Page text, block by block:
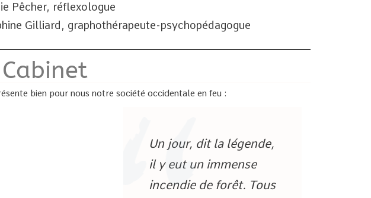
Pêcher, réflexologue
Gilliard, graphothérapeute-psychopédagogue
bien pour nous notre société occidentale en feu :
Un jour, dit la légende,
il y eut un immense
incendie de forêt. Tous